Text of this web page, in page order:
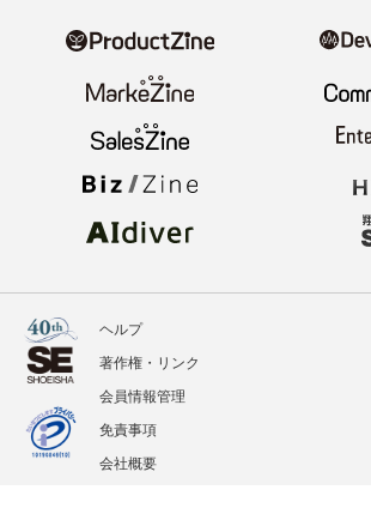
ヘルプ
著作権・リンク
会員情報管理
免責事項
会社概要